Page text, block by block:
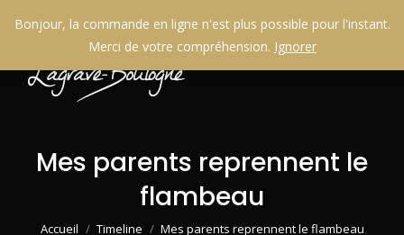
Mes parents reprennent le
flambeau
Vous êtes ici :
Accueil Timeline Mes parents reprennent le flambeau
Bonjour, la commande en ligne n'est plus possible pour l'instant.
Merci de votre compréhension. Ignorer